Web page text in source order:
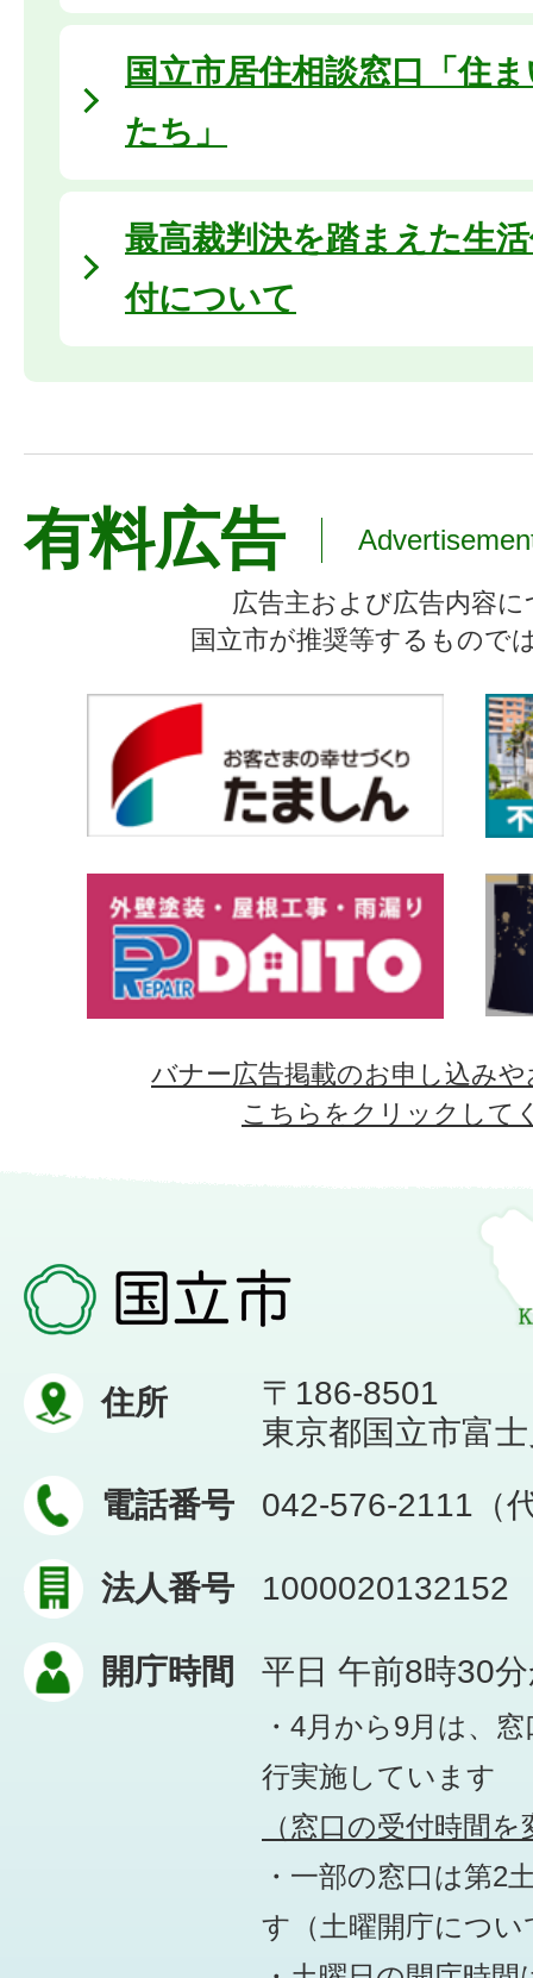
国立市居住相談窓口「住
たち」
最高裁判決を踏まえた生
付について
有料広告
広告主および広告内容
国立市が推奨等するもので
バナー広告掲載のお申し込み
こちらをクリックして
住所
〒186-8501
東京都国立市富
電話番号
042-576-2111（
法人番号 1000020132152
開庁時間 平日 午前8時30
・4月から9月は、
行実施しています
（窓口の受付時間
・一部の窓口は第2
す （土曜開庁につ